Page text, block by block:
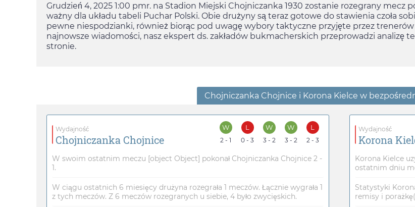
Grudzień 4, 2025 1:00 pmr. na Stadion Miejski Chojniczanka 1930 zostanie rozegrany mecz
ważny dla układu tabeli Puchar Polski. Obie drużyny są teraz gotowe do stawienia czoła
pewne niespodzianki, również biorąc pod uwagę wybory taktyczne przyjęte przez
najnowsze wiadomości, nasz ekspert ds. zakładów bukmacherskich przeprowadzi analizę
stronie.
Chojniczanka Chojnice i Korona Kielce w
Wydajność
Chojniczanka Chojnice
W
2 - 1
L
0 - 3
W
3 - 2
W
3 - 2
L
2 - 3
W swoim ostatnim meczu [object Object] pokonał Chojniczanka Chojnice 2 -
1.
W ciągu ostatnich 6 miesięcy drużyna rozegrała 1 meczów. Łącznie wygrała 1
z tych meczów. Z 6 meczów rozegranych u siebie, 4 było zwycięskich.
Wydajność
Korona
Korona Kielce
ostatnim dniu
Statystyki
remisy i